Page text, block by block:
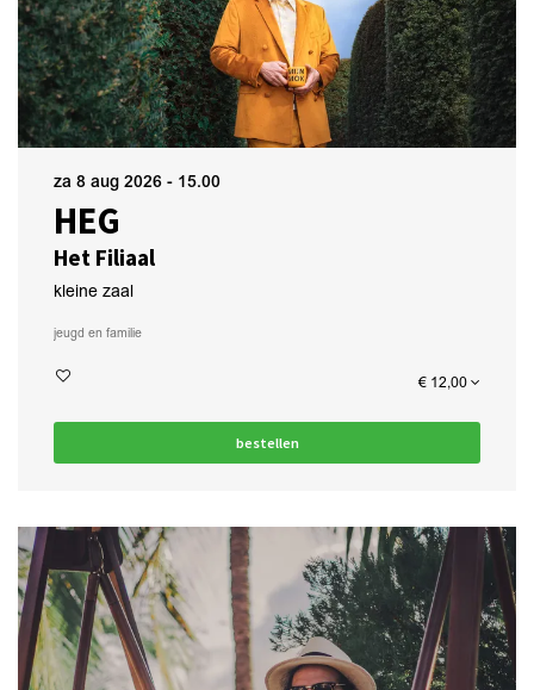
HEG
Het Filiaal
za 8 aug 2026 - 15.00
kleine zaal
jeugd en familie
€ 12,00
bestellen